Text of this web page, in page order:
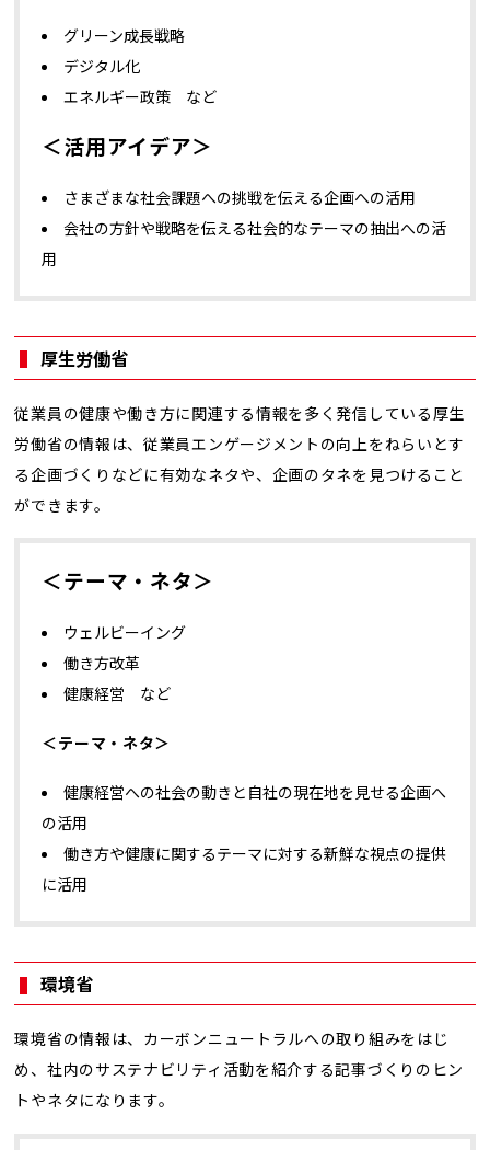
グリーン成長戦略
デジタル化
エネルギー政策 など
＜活用アイデア＞
さまざまな社会課題への挑戦を伝える企画への活用
会社の方針や戦略を伝える社会的なテーマの抽出への活
用
厚生労働省
従業員の健康や働き方に関連する情報を多く発信している厚生
労働省の情報は、従業員エンゲージメントの向上をねらいとす
る企画づくりなどに有効なネタや、企画のタネを見つけること
ができます。
＜テーマ・ネタ＞
ウェルビーイング
働き方改革
健康経営 など
＜テーマ・ネタ＞
健康経営への社会の動きと自社の現在地を見せる企画へ
の活用
働き方や健康に関するテーマに対する新鮮な視点の提供
に活用
環境省
環境省の情報は、カーボンニュートラルへの取り組みをはじ
め、社内のサステナビリティ活動を紹介する記事づくりのヒン
トやネタになります。